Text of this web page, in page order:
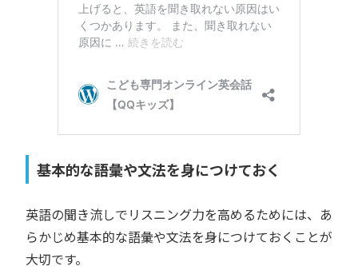
基本的な語彙や文法を身につけておく
英語の聞き流しでリスニング力を高めるためには、あ
らかじめ基本的な語彙や文法を身につけておくことが
大切です。